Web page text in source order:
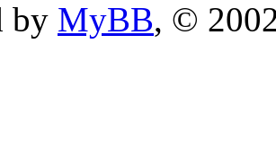
by MyBB, ©